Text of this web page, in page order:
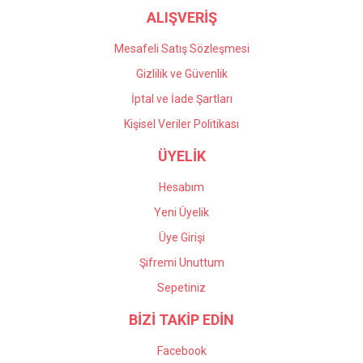
ALIŞVERİŞ
Mesafeli Satış Sözleşmesi
Gizlilik ve Güvenlik
İptal ve İade Şartları
Kişisel Veriler Politikası
ÜYELİK
Hesabım
Yeni Üyelik
Üye Girişi
Şifremi Unuttum
Sepetiniz
BİZİ TAKİP EDİN
Facebook